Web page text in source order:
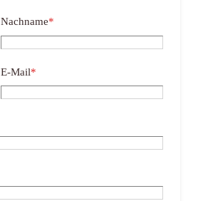
Nachname*
E-Mail*